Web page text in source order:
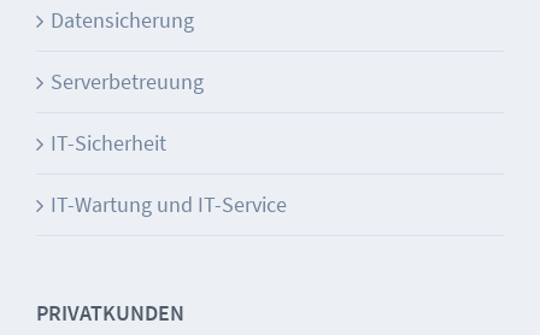
Datensicherung
Serverbetreuung
IT-Sicherheit
IT-Wartung und IT-Service
PRIVATKUNDEN